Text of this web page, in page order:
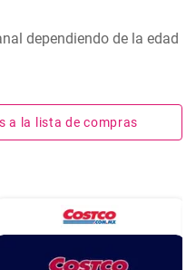
dependiendo de la edad
a la lista de compras